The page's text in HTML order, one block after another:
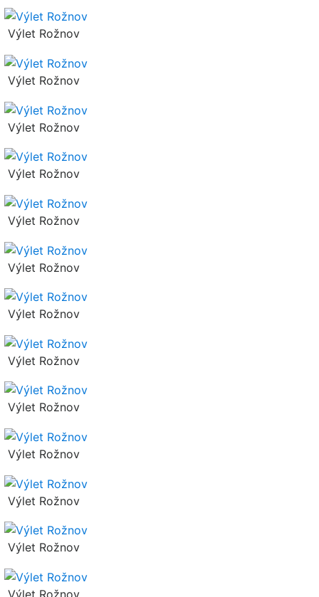
Výlet Rožnov
Výlet Rožnov
Výlet Rožnov
Výlet Rožnov
Výlet Rožnov
Výlet Rožnov
Výlet Rožnov
Výlet Rožnov
Výlet Rožnov
Výlet Rožnov
Výlet Rožnov
Výlet Rožnov